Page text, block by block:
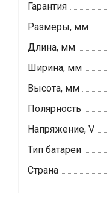
Гарантия
Размеры, мм
Длина, мм
Ширина, мм
Высота, мм
Полярность
Напряжение, V
Тип батареи
Страна